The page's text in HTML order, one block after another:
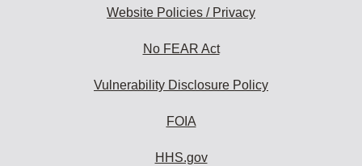
Website Policies / Privacy
No FEAR Act
Vulnerability Disclosure Policy
FOIA
HHS.gov